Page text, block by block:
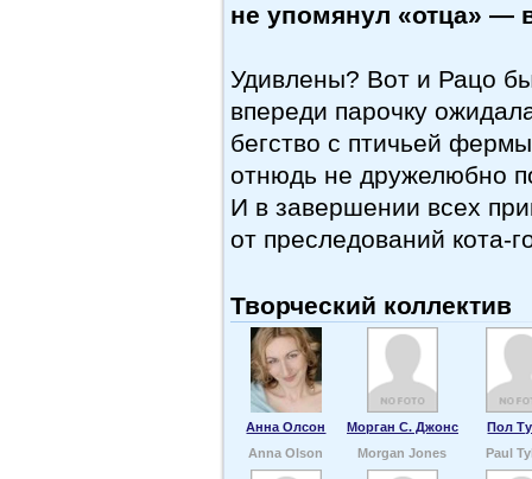
не упомянул «отца» —
Удивлены? Вот и Рацо
впереди парочку
бегство с птичьей
отнюдь не дружелюбно
И в завершении всех
от преследований кота-
Творческий коллектив
Анна Олсон Морган С. Джонс
Пол
Anna Olson
Morgan Jones Paul